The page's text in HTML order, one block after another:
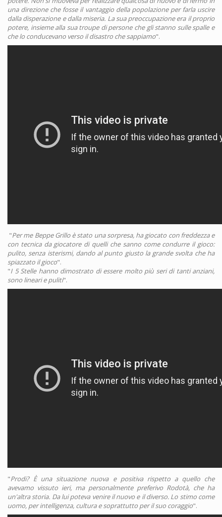
una direzione che fosse il vantaggio della popolazione per farla uscire
dalla disperazione e dalla miseria. La sua preoccupazione era il proprio
potere, insieme alla sua troupe di persone che gli stanno sulle spalle e
che lo conducevano verso il disastro che sappiamo".
"Per me Beppe Grillo è stato una sorpresa, ha giocato con freddezza e
con tecnica da giocatore di quelli che sanno come condurre il gioco:
pulito, senza isterismi, dando al punto giusto la grande svolta che ha
spiazzato il gioco".
"I 5 Stelle hanno dimostrato di essere molto più seri di tanti anziani,
sono lineari e puliti".
"Prodi? È una situazione nuova e positiva rispetto a quello che
avevamo vissuto ieri, ma personalmente preferivo Rodotà, che ha
un'altra storia. Da lui poteva venire il nuovo e il diverso. Lo stimo come
uomo, per intelligenza, cultura e soprattutto per il suo coraggio".